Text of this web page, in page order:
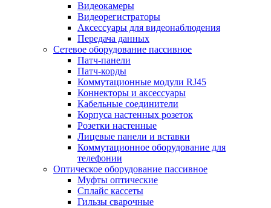
Видеокамеры
Видеорегистраторы
Аксессуары для видеонаблюдения
Передача данных
Сетевое оборудование пассивное
Патч-панели
Патч-корды
Коммутационные модули RJ45
Коннекторы и аксессуары
Кабельные соединители
Корпуса настенных розеток
Розетки настенные
Лицевые панели и вставки
Коммутационное оборудование для
телефонии
Оптическое оборудование пассивное
Муфты оптические
Сплайс кассеты
Гильзы сварочные